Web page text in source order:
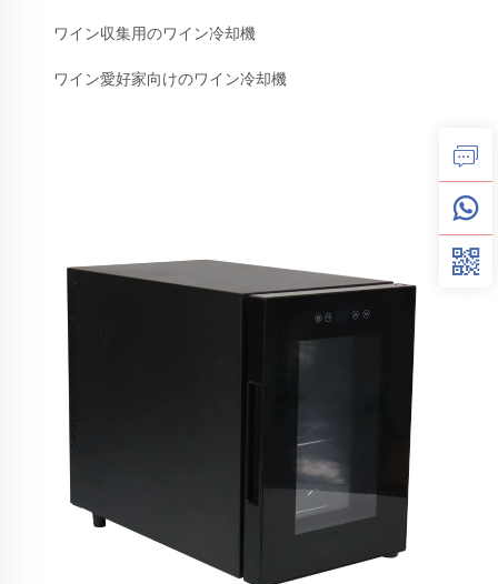
ワイン収集用のワイン冷却機
ワイン愛好家向けのワイン冷却機